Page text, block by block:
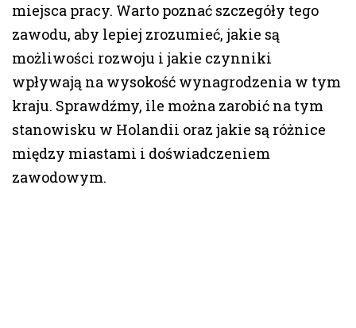
miejsca pracy. Warto poznać szczegóły tego
zawodu, aby lepiej zrozumieć, jakie są
możliwości rozwoju i jakie czynniki
wpływają na wysokość wynagrodzenia w tym
kraju. Sprawdźmy, ile można zarobić na tym
stanowisku w Holandii oraz jakie są różnice
między miastami i doświadczeniem
zawodowym.